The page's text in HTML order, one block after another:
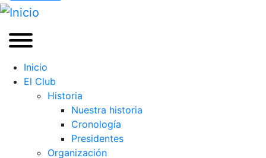
Inicio
El Club
Historia
Nuestra historia
Cronología
Presidentes
Organización